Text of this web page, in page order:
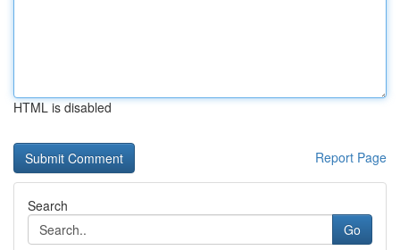
HTML is disabled
Report Page
Search
Go